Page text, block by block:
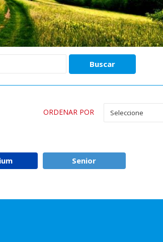
ORDENAR POR Seleccione
Senior